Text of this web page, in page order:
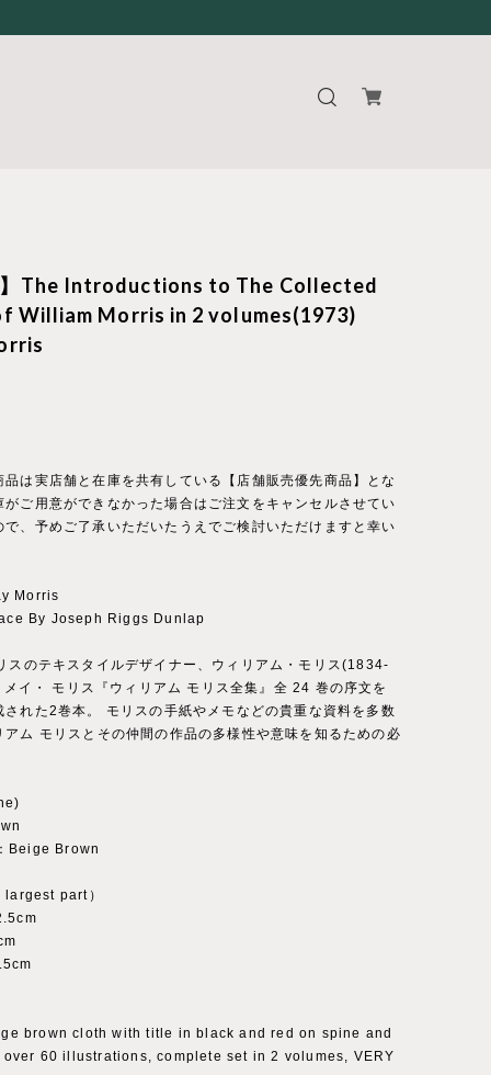
】The Introductions to The Collected
William Morris in 2 volumes(1973)
は実店舗と在庫を共有している【店舗販売優先商品】とな
がご用意ができなかった場合はご注文をキャンセルさせてい
で、予めご了承いただいたうえでご検討いただけますと幸い
Morris
By Joseph Riggs Dunlap
スのテキスタイルデザイナー、ウィリアム・モリス(1834-
イ・ モリス『ウィリアム モリス全集』全 24 巻の序文を
された2巻本。 モリスの手紙やメモなどの貴重な資料を多数
アム モリスとその仲間の作品の多様性や意味を知るための必
Beige Brown
part）
brown cloth with title in black and red on spine and
over 60 illustrations, complete set in 2 volumes, VERY